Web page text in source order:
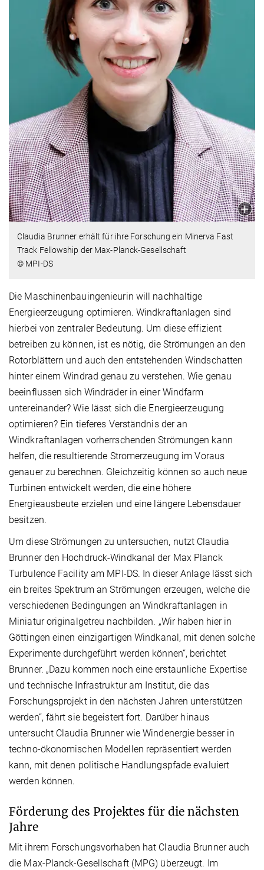
Claudia Brunner erhält für ihre Forschung ein Minerva Fast
Track Fellowship der Max-Planck-Gesellschaft
© MPI-DS
Die Maschinenbauingenieurin will nachhaltige
Energieerzeugung optimieren. Windkraftanlagen sind
hierbei von zentraler Bedeutung. Um diese effizient
betreiben zu können, ist es nötig, die Strömungen an den
Rotorblättern und auch den entstehenden Windschatten
hinter einem Windrad genau zu verstehen. Wie genau
beeinflussen sich Windräder in einer Windfarm
untereinander? Wie lässt sich die Energieerzeugung
optimieren? Ein tieferes Verständnis der an
Windkraftanlagen vorherrschenden Strömungen kann
helfen, die resultierende Stromerzeugung im Voraus
genauer zu berechnen. Gleichzeitig können so auch neue
Turbinen entwickelt werden, die eine höhere
Energieausbeute erzielen und eine längere Lebensdauer
besitzen.
Um diese Strömungen zu untersuchen, nutzt Claudia
Brunner den Hochdruck-Windkanal der Max Planck
Turbulence Facility am MPI-DS. In dieser Anlage lässt sich
ein breites Spektrum an Strömungen erzeugen, welche die
verschiedenen Bedingungen an Windkraftanlagen in
Miniatur originalgetreu nachbilden. „Wir haben hier in
Göttingen einen einzigartigen Windkanal, mit denen solche
Experimente durchgeführt werden können“, berichtet
Brunner. „Dazu kommen noch eine erstaunliche Expertise
und technische Infrastruktur am Institut, die das
Forschungsprojekt in den nächsten Jahren unterstützen
werden“, fährt sie begeistert fort. Darüber hinaus
untersucht Claudia Brunner wie Windenergie besser in
techno-ökonomischen Modellen repräsentiert werden
kann, mit denen politische Handlungspfade evaluiert
werden können.
Förderung des Projektes für die nächsten
Jahre
Mit ihrem Forschungsvorhaben hat Claudia Brunner auch
die Max-Planck-Gesellschaft (MPG) überzeugt. Im